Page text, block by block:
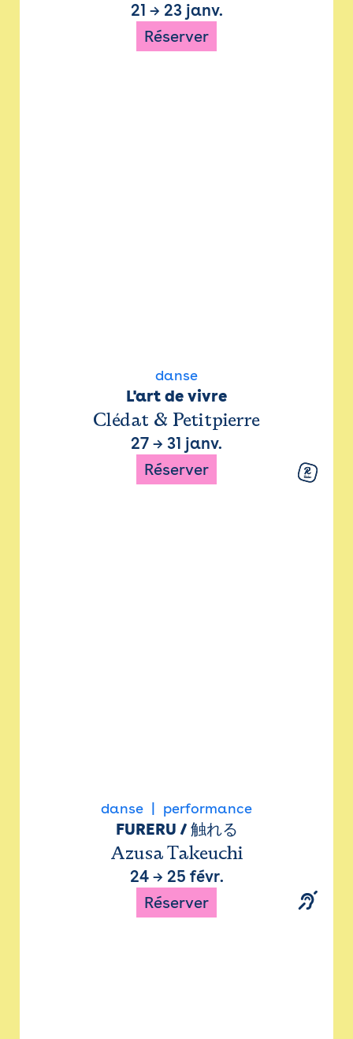
21 → 23 janv.
Réserver
danse
L'art de vivre
Clédat & Petitpierre
27 → 31 janv.
Réserver
danse performance
FURERU / 触れる
Azusa Takeuchi
24→ 25 févr.
Réserver